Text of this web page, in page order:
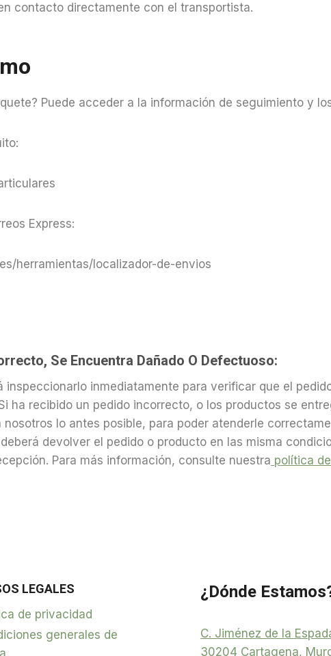
contacto directamente con el transportista.
Puede acceder a la información de seguimiento y
Express:
herramientas/localizador-de-envios
Se Encuentra Dañado O Defectuoso:
inspeccionarlo inmediatamente para verificar que el
ha recibido un pedido incorrecto, o los productos se
lo antes posible, para poder atenderle
devolver el pedido o producto en las misma
Para más información, consulte nuestra política
LEGALES
de privacidad
generales de
¿Dónde
C. Jiménez de la
30204 Cartagena,